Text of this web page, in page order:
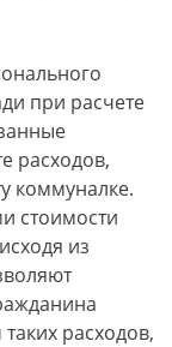
при расчете
расходов,
коммуналке.
стоимости
из
расходов,